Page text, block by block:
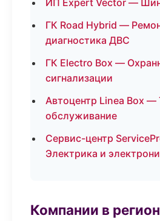
ИП Expert Vector —
ГК Road Hybrid —
диагностика ДВС
ГК Electro Box —
сигнализации
Автоцентр Linea Box —
обслуживание
Сервис-центр
Электрика и
Компании в